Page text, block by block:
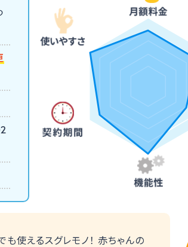
使えるスグレモノ！ 赤ちゃんの